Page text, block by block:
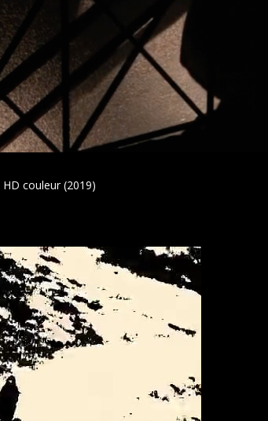
HD couleur (2019)